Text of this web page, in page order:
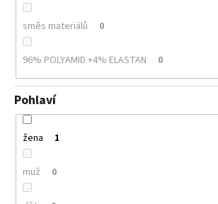
směs materiálů 0
96% POLYAMID +4% ELASTAN 0
Pohlaví
žena 1
muž 0